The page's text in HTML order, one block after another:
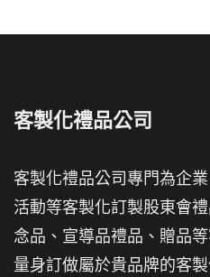
客製化禮品公司
客製化禮品公司專門為企
活動等客製化訂製股東會
念品、宣導品禮品、贈品
量身訂做屬於貴品牌的客